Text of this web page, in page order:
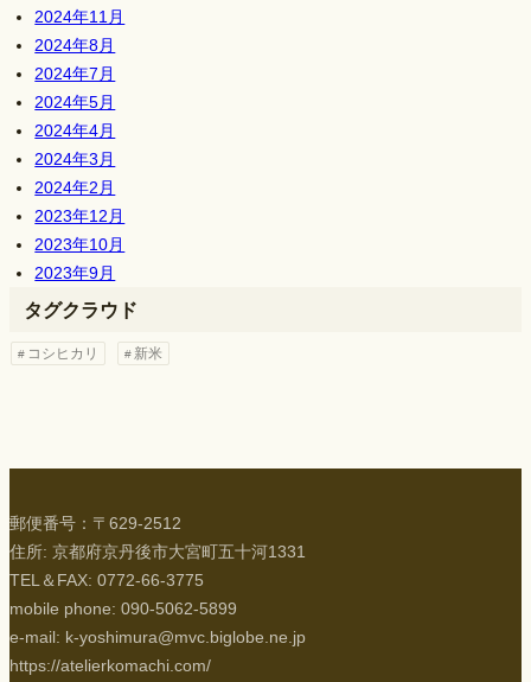
2024年11月
2024年8月
2024年7月
2024年5月
2024年4月
2024年3月
2024年2月
2023年12月
2023年10月
2023年9月
タグクラウド
コシヒカリ 新米
郵便番号：〒629-2512
住所: 京都府京丹後市大宮町五十河1331
TEL＆FAX: 0772-66-3775
mobile phone: 090-5062-5899
e-mail: k-yoshimura@mvc.biglobe.ne.jp
https://atelierkomachi.com/